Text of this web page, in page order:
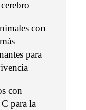
con
para
con
para la